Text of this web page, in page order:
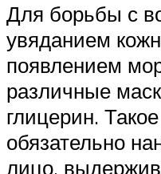
Для борьбы с
увяданием
появлением
различные
глицерин.
обязательно
лицо,